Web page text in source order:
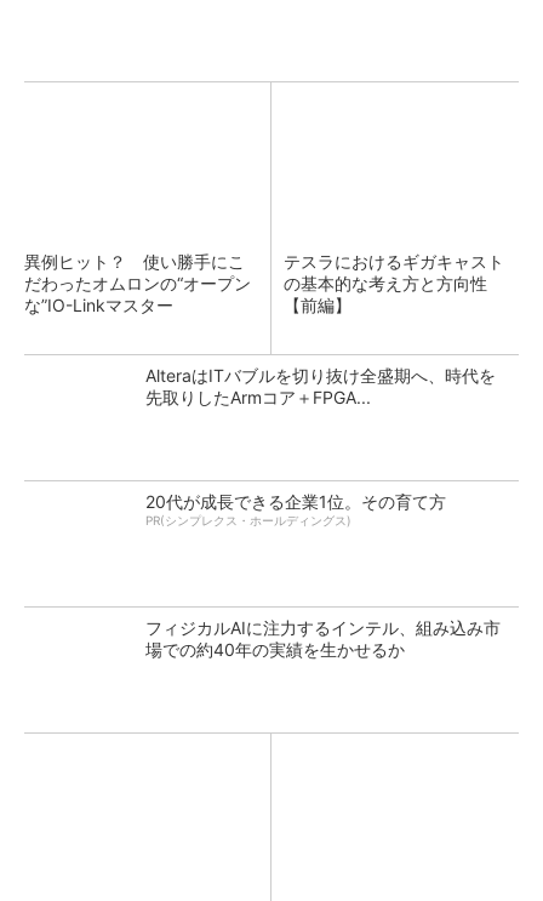
異例ヒット？ 使い勝手にこ
だわったオムロンの“オープン
な”IO-Linkマスター
テスラにおけるギガキャスト
の基本的な考え方と方向性
【前編】
AlteraはITバブルを切り抜け全盛期へ、時代を
先取りしたArmコア＋FPGA...
20代が成長できる企業1位。その育て方
PR(シンプレクス・ホールディングス)
フィジカルAIに注力するインテル、組み込み市
場での約40年の実績を生かせるか